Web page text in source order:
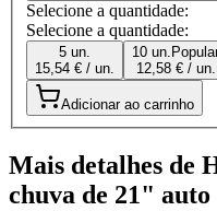
Selecione a quantidade:
Selecione a quantidade:
5 un.
15,54 € / un.
10 un.
12,58 € / un.
Adicionar ao carrinho
Mais detalhes de
chuva de 21" auto